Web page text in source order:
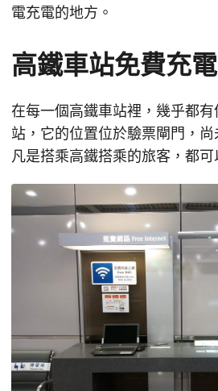
電充電的地方。
高鐵車站免費充
在每一個高鐵車站裡，幾乎都
站，它的位置位於驗票閘門，尚
凡是搭乘高鐵搭乘的旅客，都可